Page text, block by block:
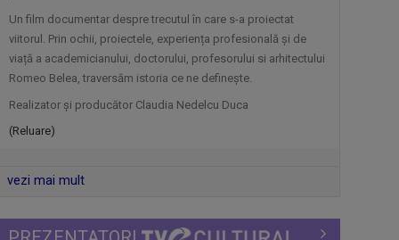
documentară ...
OMUL ȘI TIMPUL
Un film documentar despre trecutul în care s-a proiectat
viitorul. Prin ochii, proiectele, experiența profesională și de
viață a academicianului, doctorului, profesorului si arhitectului
Romeo Belea, traversăm istoria ce ne definește.
Realizator și producător Claudia Nedelcu Duca
(Reluare)
vezi mai mult